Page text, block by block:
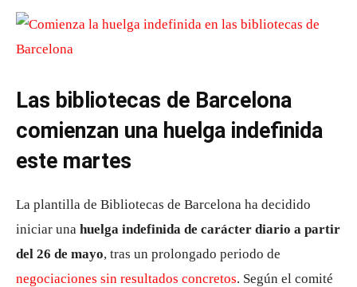
Las bibliotecas de Barcelona
comienzan una huelga indefinida
este martes
La plantilla de Bibliotecas de Barcelona ha decidido
iniciar una huelga indefinida de carácter diario a partir
del 26 de mayo, tras un prolongado periodo de
negociaciones sin resultados concretos. Según el comité